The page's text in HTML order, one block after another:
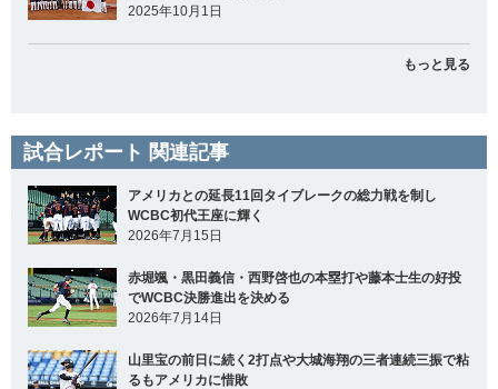
2025年10月1日
もっと見る
試合レポート 関連記事
アメリカとの延長11回タイブレークの総力戦を制し
WCBC初代王座に輝く
2026年7月15日
赤堀颯・黒田義信・西野啓也の本塁打や藤本士生の好投
でWCBC決勝進出を決める
2026年7月14日
山里宝の前日に続く2打点や大城海翔の三者連続三振で粘
るもアメリカに惜敗